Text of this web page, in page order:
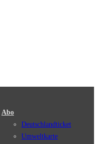
Abo
Deutschlandticket
Umweltkarte